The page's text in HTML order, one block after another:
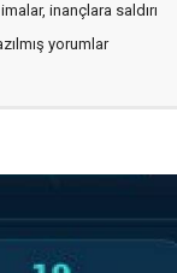
inançlara saldırı
yorumlar